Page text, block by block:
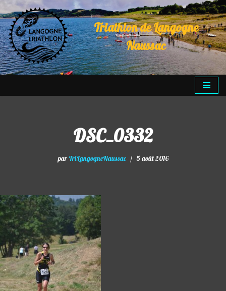
Aller
au
contenu
Triathlon de Langogne
Naussac
DSC_0332
par TriLangogneNaussac 5 août 2016